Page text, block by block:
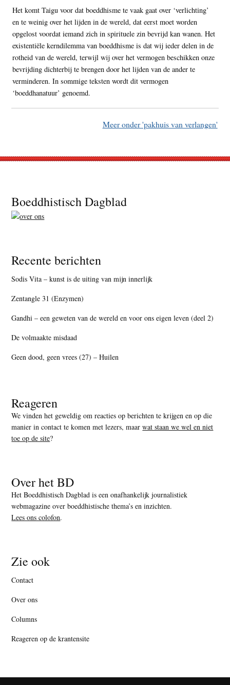
Het komt Taigu voor dat boeddhisme te vaak gaat over ‘verlichting’
en te weinig over het lijden in de wereld, dat eerst moet worden
opgelost voordat iemand zich in spirituele zin bevrijd kan wanen. Het
existentiële kerndilemma van boeddhisme is dat wij ieder delen in de
rotheid van de wereld, terwijl wij over het vermogen beschikken onze
bevrijding dichterbij te brengen door het lijden van de ander te
verminderen. In sommige teksten wordt dit vermogen
‘boeddhanatuur’ genoemd.
Meer onder 'pakhuis van verlangen'
Footer
Boeddhistisch Dagblad
Recente berichten
Sodis Vita – kunst is de uiting van mijn innerlijk
Zentangle 31 (Enzymen)
Gandhi – een geweten van de wereld en voor ons eigen leven (deel 2)
De volmaakte misdaad
Geen dood, geen vrees (27) – Huilen
Reageren
We vinden het geweldig om reacties op berichten te krijgen en op die
manier in contact te komen met lezers, maarwat staan we wel en niet
toe op de site?
Over het BD
Het Boeddhistisch Dagblad is een onafhankelijk journalistiek
webmagazine over boeddhistische thema’s en inzichten.
Lees ons colofon.
Zie ook
Contact
Over ons
Columns
Reageren op de krantensite